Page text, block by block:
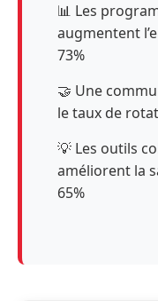
📊 Les
augmentent
73%
🤝 Une
le taux de
💡 Les outils
améliorent la
65%